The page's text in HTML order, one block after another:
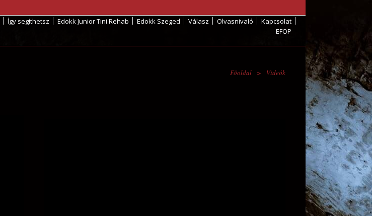
Így segíthetsz Edokk Junior Tini Rehab Edokk Szeged Válasz Olvasnivaló
Kapcsolat
EFOP
Főoldal > Videók